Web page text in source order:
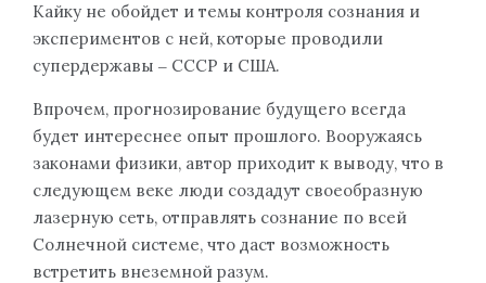
Кайку не обойдет и темы контроля сознания и
экспериментов с ней, которые проводили
супердержавы ‒ СССР и США.
Впрочем, прогнозирование будущего всегда
будет интереснее опыт прошлого. Вооружаясь
законами физики, автор приходит к выводу, что в
следующем веке люди создадут своеобразную
лазерную сеть, отправлять сознание по всей
Солнечной системе, что даст возможность
встретить внеземной разум.